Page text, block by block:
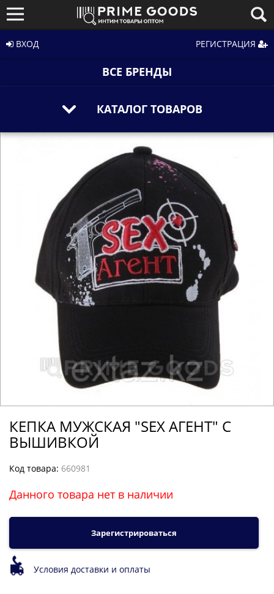
ВХОД РЕГИСТРАЦИЯ
ВСЕ БРЕНДЫ
КАТАЛОГ ТОВАРОВ
КЕПКА МУЖСКАЯ "SEХ АГЕНТ" С
ВЫШИВКОЙ
Код товара: 660981
Данного товара нет в наличии
Зарегистрироваться
Условия доставки и оплаты